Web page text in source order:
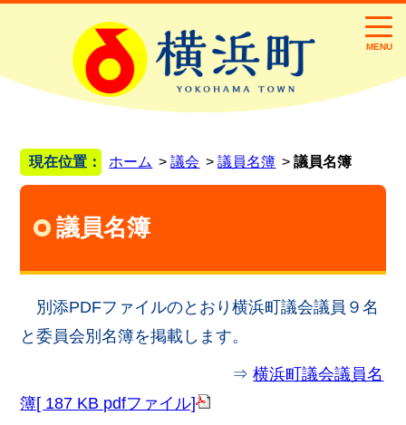
MENU
現在位置： ホーム 議会 議員名簿 議員名簿
議員名簿
別添PDFファイルのとおり横浜町議会議員９名
と委員会別名簿を掲載します。
⇒横浜町議会議員名
簿[ 187 KB pdfファイル]